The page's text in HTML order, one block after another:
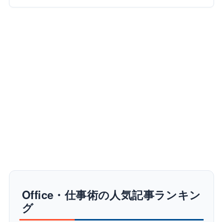
Office・仕事術の人気記事ランキン
グ